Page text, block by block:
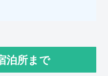
泊所まで